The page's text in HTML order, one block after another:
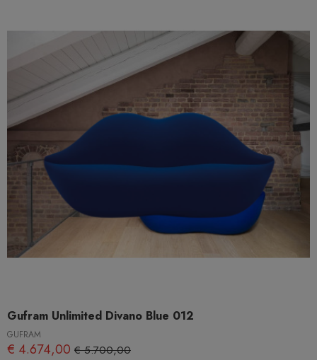
Gufram Unlimited Divano Blue 012
GUFRAM
€ 4.674,00 € 5.700,00